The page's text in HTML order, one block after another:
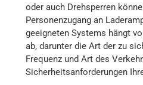
oder auch Drehsperren
Personenzugang an
geeigneten Systems hängt
ab, darunter die Art der zu
Frequenz und Art des
Sicherheitsanforderungen